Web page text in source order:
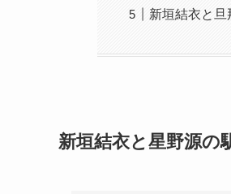
新垣結衣と
新垣結衣と星野源の